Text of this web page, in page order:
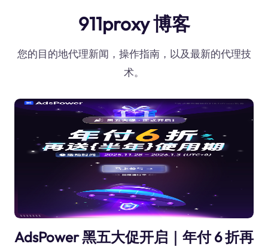
911proxy 博客
您的目的地代理新闻，操作指南，以及最新的代理技
术。
AdsPower 黑五大促开启｜年付 6 折再